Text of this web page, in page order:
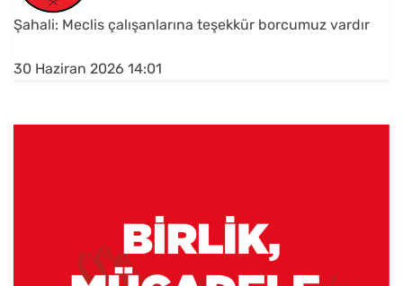
Şahali: Meclis çalışanlarına teşekkür borcumuz vardır
30 Haziran 2026 14:01